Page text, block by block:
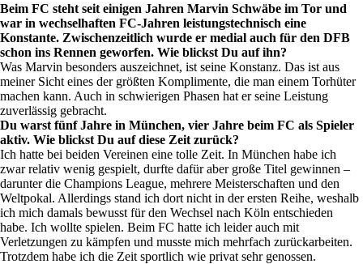
Beim FC steht seit einigen Jahren Marvin Schwäbe im Tor und
war in wechselhaften FC-Jahren leistungstechnisch eine
Konstante. Zwischenzeitlich wurde er medial auch für den DFB
schon ins Rennen geworfen. Wie blickst Du auf ihn?
Was Marvin besonders auszeichnet, ist seine Konstanz. Das ist aus
meiner Sicht eines der größten Komplimente, die man einem Torhüter
machen kann. Auch in schwierigen Phasen hat er seine Leistung
zuverlässig gebracht.
Du warst fünf Jahre in München, vier Jahre beim FC als Spieler
aktiv. Wie blickst Du auf diese Zeit zurück?
Ich hatte bei beiden Vereinen eine tolle Zeit. In München habe ich
zwar relativ wenig gespielt, durfte dafür aber große Titel gewinnen –
darunter die Champions League, mehrere Meisterschaften und den
Weltpokal. Allerdings stand ich dort nicht in der ersten Reihe, weshalb
ich mich damals bewusst für den Wechsel nach Köln entschieden
habe. Ich wollte spielen. Beim FC hatte ich leider auch mit
Verletzungen zu kämpfen und musste mich mehrfach zurückarbeiten.
Trotzdem habe ich die Zeit sportlich wie privat sehr genossen.